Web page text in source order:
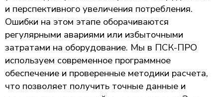
и перспективного увеличения потребления.
Ошибки на этом этапе оборачиваются
регулярными авариями или избыточными
затратами на оборудование. Мы в ПСК-ПРО
используем современное программное
обеспечение и проверенные методики расчета,
что позволяет получить точные данные и